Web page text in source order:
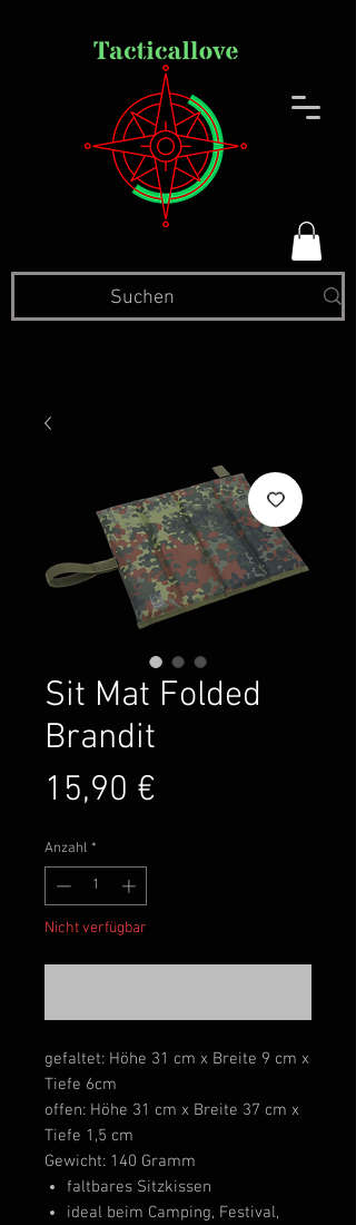
Sit Mat Folded
Brandit
15,90 €
Anzahl *
Nicht verfügbar
gefaltet: Höhe 31 cm x Breite 9 cm x
Tiefe 6cm
offen: Höhe 31 cm x Breite 37 cm x
Tiefe 1,5 cm
Gewicht: 140 Gramm
faltbares Sitzkissen
ideal beim Camping, Festival,